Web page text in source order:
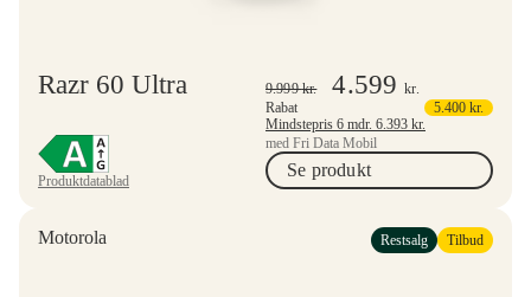
Razr 60 Ultra
Produktdatablad
9.999kr. 4.599kr.
Rabat
5.400 kr.
Mindstepris 6 mdr. 6.393 kr.
med Fri Data Mobil
Se produkt
Motorola Restsalg Tilbud